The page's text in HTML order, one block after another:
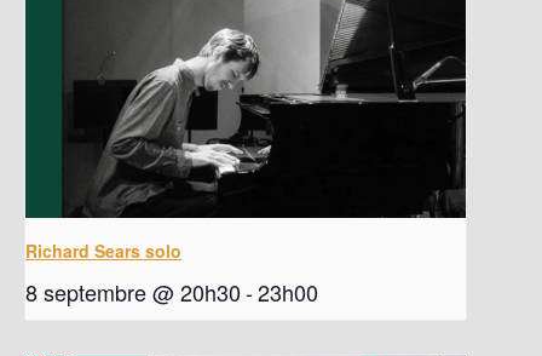
Richard Sears solo
8 septembre @ 20h30-23h00